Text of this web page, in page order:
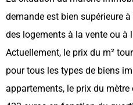
demande est bien supérieure
des logements à la vente ou à
Actuellement, le prix du m²
pour tous les types de biens
appartements, le prix du